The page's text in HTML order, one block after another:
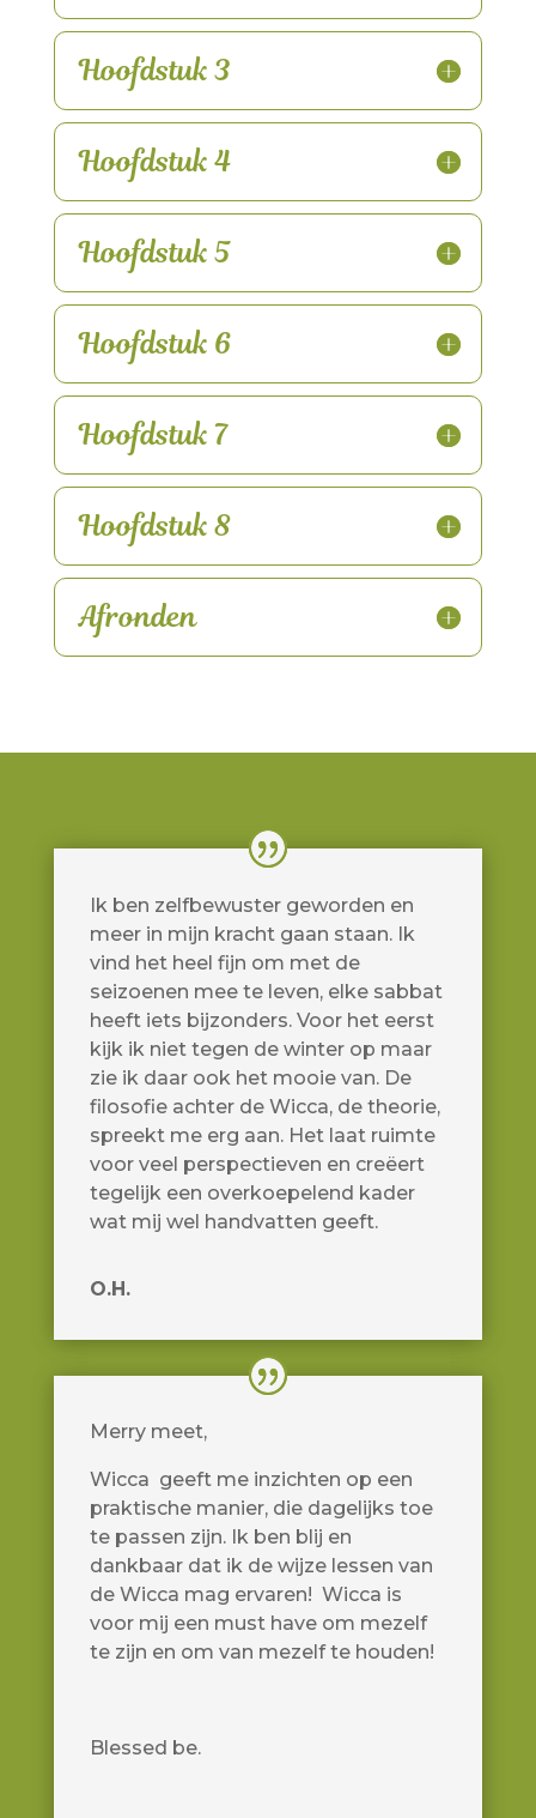
Hoofdstuk 3
Hoofdstuk 4
Hoofdstuk 5
Hoofdstuk 6
Hoofdstuk 7
Hoofdstuk 8
Afronden
Ik ben zelfbewuster geworden en
meer in mijn kracht gaan staan. Ik
vind het heel fijn om met de
seizoenen mee te leven, elke sabbat
heeft iets bijzonders. Voor het eerst
kijk ik niet tegen de winter op maar
zie ik daar ook het mooie van. De
filosofie achter de Wicca, de theorie,
spreekt me erg aan. Het laat ruimte
voor veel perspectieven en creëert
tegelijk een overkoepelend kader
wat mij wel handvatten geeft.
O.H.
Merry meet,
Wicca geeft me inzichten op een
praktische manier, die dagelijks toe
te passen zijn. Ik ben blij en
dankbaar dat ik de wijze lessen van
de Wicca mag ervaren! Wicca is
voor mij een must have om mezelf
te zijn en om van mezelf te houden!
Blessed be.